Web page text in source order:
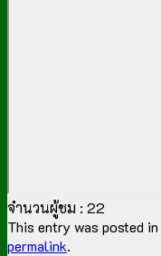
จำนวนผู้ชม : 22
This entry was posted in
permalink.